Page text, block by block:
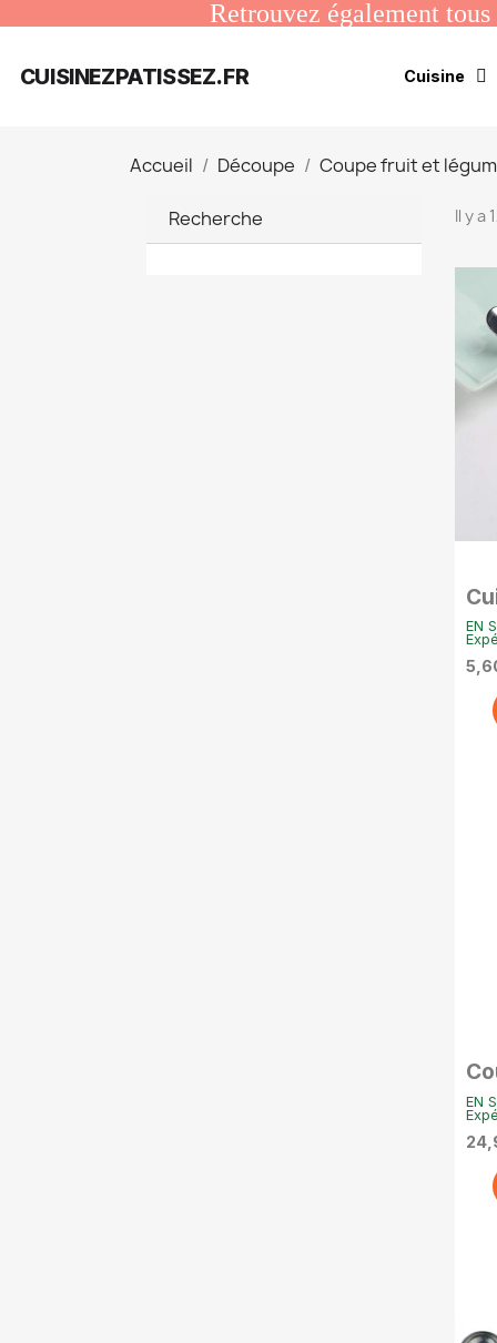
Retrouvez également
CUISINEZPATISSEZ.FR Cuisine
Accueil Découpe Coupe fruit et
Recherche Il y a
EN
EN